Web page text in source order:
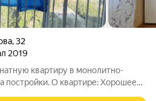
,32
2019
квартиру в монолитно-
постройки. О квартире: Хорошее